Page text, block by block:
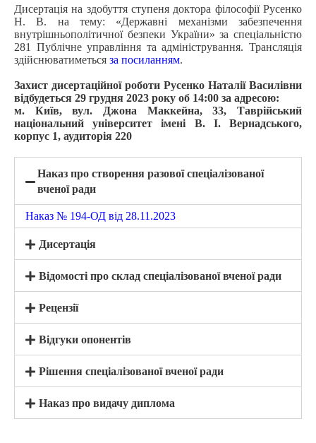
Дисертація на здобуття ступеня доктора філософії Русенко
Н. В. на тему: «Державні механізми забезпечення
внутрішньополітичної безпеки України» за спеціальністю
281 Публічне управління та адміністрування. Трансляція
здійснюватиметься за посиланням.
Захист дисертаційної роботи Русенко Наталії Василівни
відбудеться 29 грудня 2023 року об 14:00 за адресою:
м. Київ, вул. Джона Маккейна, 33, Таврійський
національний університет імені В. І. Вернадського,
корпус 1, аудиторія 220
Наказ про створення разової спеціалізованої
вченої ради
Наказ № 194-ОД від 28.11.2023
Дисертація
Відомості про склад спеціалізованої вченої ради
Рецензії
Відгуки опонентів
Рішення спеціалізованої вченої ради
Наказ про видачу диплома